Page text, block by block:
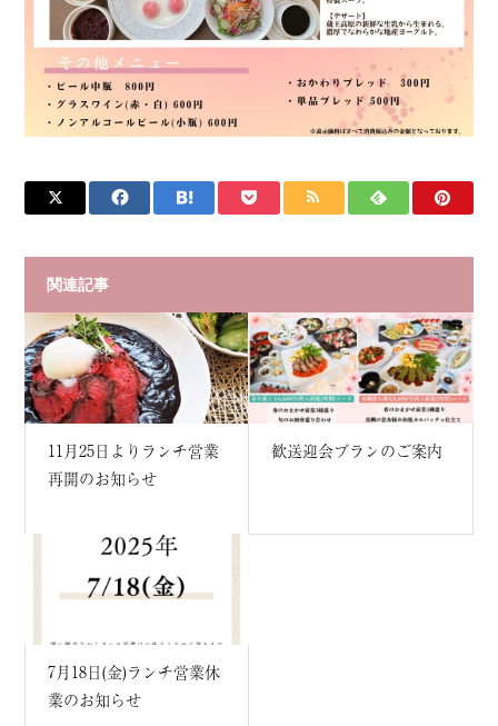
関連記事
11月25日よりランチ営業
再開のお知らせ
歓送迎会プランのご案内
7月18日(金)ランチ営業休
業のお知らせ